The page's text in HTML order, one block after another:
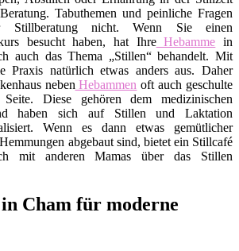
Tabuthemen und peinliche Fragen
nicht. Wenn Sie einen
besucht haben, hat IhreHebamme in
auch das Thema „Stillen“ behandelt. Mit
Praxis natürlich etwas anders aus. Daher
neben Hebammen oft auch geschulte
Seite. Diese gehören dem medizinischen
haben sich auf Stillen und Laktation
Wenn es dann etwas gemütlicher
abgebaut sind, bietet ein Stillcafé
mit anderen Mamas über das Stillen
Cham für moderne